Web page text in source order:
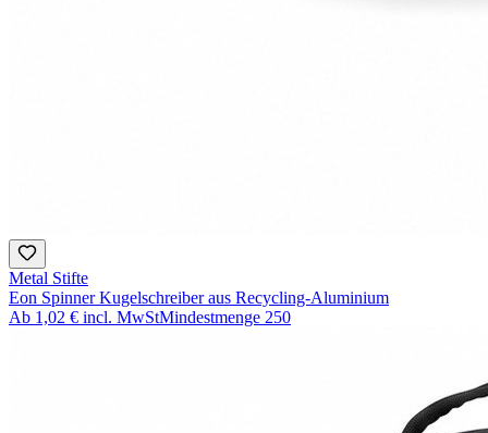
Metal Stifte
Eon Spinner Kugelschreiber aus Recycling-Aluminium
Ab 1,02 € incl. MwStMindestmenge 250